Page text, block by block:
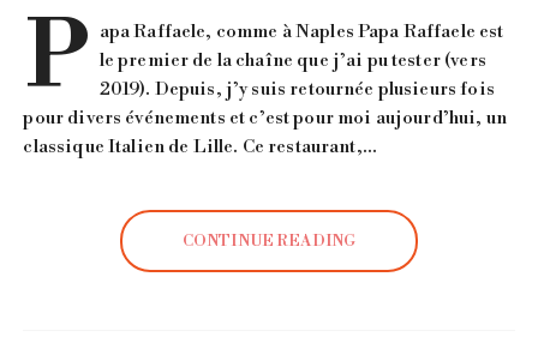
P apa Raffaele, comme à Naples Papa Raffaele est
le premier de la chaîne que j’ai pu tester (vers
2019). Depuis, j’y suis retournée plusieurs fois
pour divers événements et c’est pour moi aujourd’hui, un
classique Italien de Lille. Ce restaurant,…
CONTINUE READING